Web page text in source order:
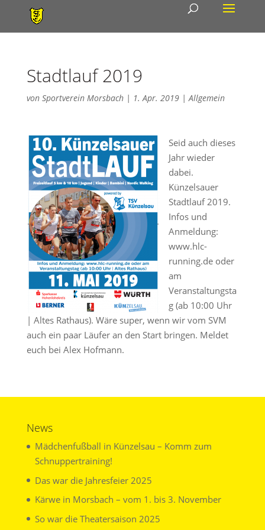
Stadtlauf 2019
von Sportverein Morsbach| 1. Apr. 2019|Allgemein
Seid auch dieses
Jahr wieder
dabei.
Künzelsauer
Stadtlauf 2019.
Infos und
Anmeldung:
www.hlc-
running.de oder
am
Veranstaltungsta
g (ab 10:00 Uhr
| Altes Rathaus). Wäre super, wenn wir vom SVM
auch ein paar Läufer an den Start bringen. Meldet
euch bei Alex Hofmann.
News
Mädchenfußball in Künzelsau – Komm zum
Schnuppertraining!
Das war die Jahresfeier 2025
Kärwe in Morsbach – vom 1. bis 3. November
So war die Theatersaison 2025